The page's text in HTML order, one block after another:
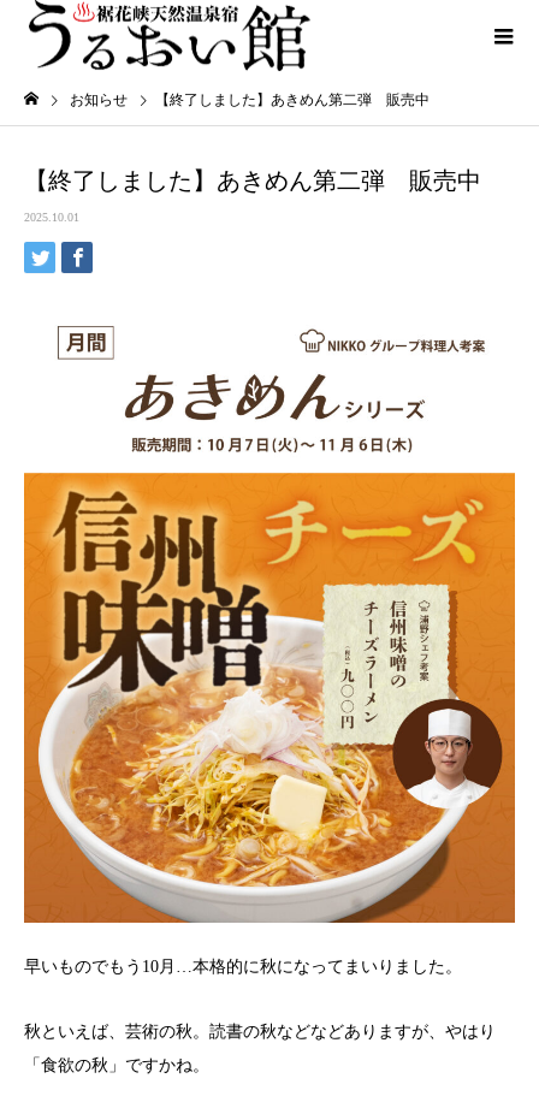
お知らせ 【終了しました】あきめん第二弾 販売中
【終了しました】あきめん第二弾 販売中
2025.10.01
早いものでもう10月…本格的に秋になってまいりました。
秋といえば、芸術の秋。読書の秋などなどありますが、やはり
「食欲の秋」ですかね。